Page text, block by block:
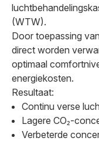
(WTW).
Door toepassing
direct worden
optimaal
energiekosten.
Resultaat:
Continu verse
Lagere CO₂-
Verbeterde